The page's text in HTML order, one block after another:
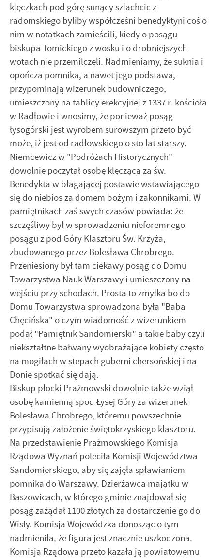
klęczkach pod górę sunący szlachcic z
radomskiego byliby współcześni benedyktyni coś o
nim w notatkach zamieścili, kiedy o posągu
biskupa Tomickiego z wosku i o drobniejszych
wotach nie przemilczeli. Nadmieniamy, że suknia i
opończa pomnika, a nawet jego podstawa,
przypominają wizerunek budowniczego,
umieszczony na tablicy erekcyjnej z 1337 r. kościoła
w Radłowie i wnosimy, że ponieważ posąg
łysogórski jest wyrobem surowszym przeto być
może, iż jest od radłowskiego o sto lat starszy.
Niemcewicz w "Podróżach Historycznych"
dowolnie poczytał osobę klęczącą za św.
Benedykta w błagającej postawie wstawiającego
się do niebios za domem bożym i zakonnikami. W
pamiętnikach zaś swych czasów powiada: że
szczęśliwy był w sprowadzeniu nieforemnego
posągu z pod Góry Klasztoru Św. Krzyża,
zbudowanego przez Bolesława Chrobrego.
Przeniesiony był tam ciekawy posąg do Domu
Towarzystwa Nauk Warszawy i umieszczony na
wejściu przy schodach. Prosta to zmyłka bo do
Domu Towarzystwa sprowadzona była "Baba
Chęcińska" o czym wiadomość z wizerunkiem
podał "Pamiętnik Sandomierski" a takie baby czyli
niekształtne bałwany wyobrażające kobiety często
na mogiłach w stepach guberni chersońskiej i na
Donie spotkać się dają.
Biskup płocki Prażmowski dowolnie także wziął
osobę kamienną spod Łysej Góry za wizerunek
Bolesława Chrobrego, któremu powszechnie
przypisują założenie świętokrzyskiego klasztoru.
Na przedstawienie Prażmowskiego Komisja
Rządowa Wyznań poleciła Komisji Województwa
Sandomierskiego, aby się zajęła spławianiem
pomnika do Warszawy. Dzierżawca majątku w
Baszowicach, w którego gminie znajdował się
posąg zażądał 1100 złotych za dostarczenie go do
Wisły. Komisja Wojewódzka donosząc o tym
nadmieniła, że figura jest znacznie uszkodzona.
Komisja Rządowa przeto kazała ją powiatowemu